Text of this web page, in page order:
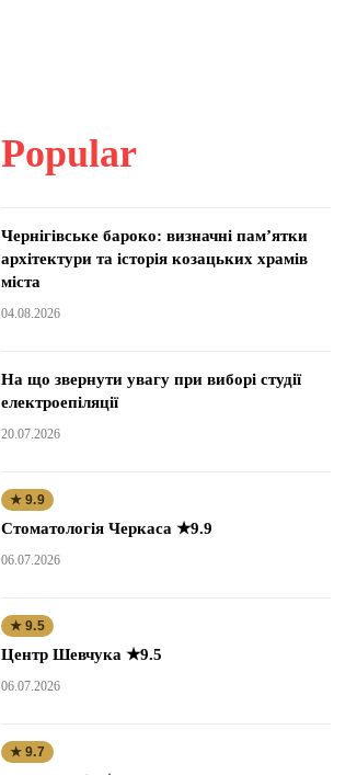
Popular
Чернігівське бароко: визначні пам’ятки
архітектури та історія козацьких храмів
міста
04.08.2026
На що звернути увагу при виборі студії
електроепіляції
20.07.2026
★ 9.9
Стоматологія Черкаса ★9.9
06.07.2026
★ 9.5
Центр Шевчука ★9.5
06.07.2026
★ 9.7